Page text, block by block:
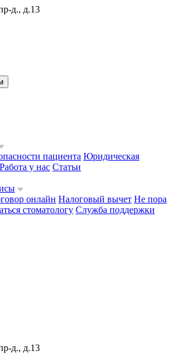
д., д.13
пациента Юридическая
Работа у нас Статьи
онлайн Налоговый вычет Не пора
стоматологу Служба поддержки
д., д.13